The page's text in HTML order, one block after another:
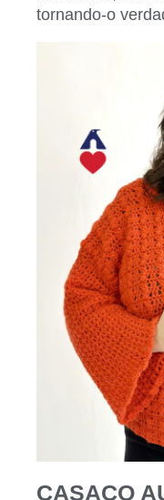
tornando-o
CASACO